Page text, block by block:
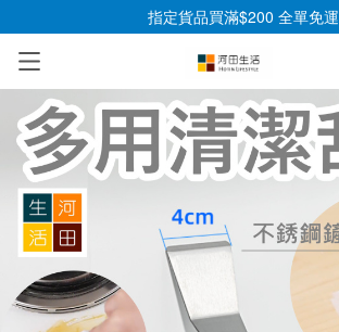
指定貨品買滿$200 全單免運
已加入購物車